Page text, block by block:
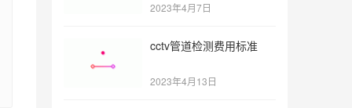
明细)
2023年4月7日
cctv管道检测费用标准
2023年4月13日